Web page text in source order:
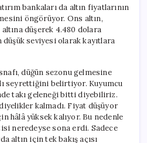
bankaları da altın fiyatlarının
öngörüyor. Ons altın,
düşerek 4.480 dolara
seviyesi olarak kayıtlara
düğün sezonu gelmesine
seyrettiğini belirtiyor. Kuyumcu
takı geleneği bitti diyebiliriz.
kalmadı. Fiyat düşüyor
hâlâ yüksek kalıyor. Bu nedenle
neredeyse sona erdi. Sadece
altın için tek bakış açısı